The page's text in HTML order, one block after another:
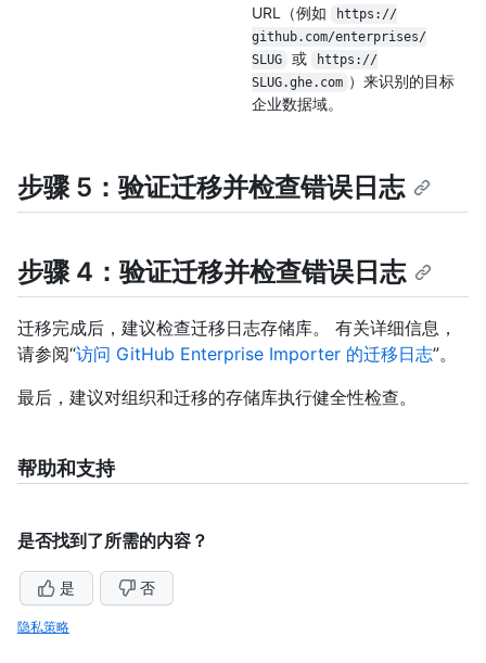
URL（例如
https://
github.com/enterprises/
SLUG
或 https://
SLUG.ghe.com ）来识别的目标
企业数据域。
步骤 5：验证迁移并检查错误日志
步骤 4：验证迁移并检查错误日志
迁移完成后，建议检查迁移日志存储库。 有关详细信息，
请参阅“访问 GitHub Enterprise Importer 的迁移日志”。
最后，建议对组织和迁移的存储库执行健全性检查。
帮助和支持
是否找到了所需的内容？
是 否
隐私策略